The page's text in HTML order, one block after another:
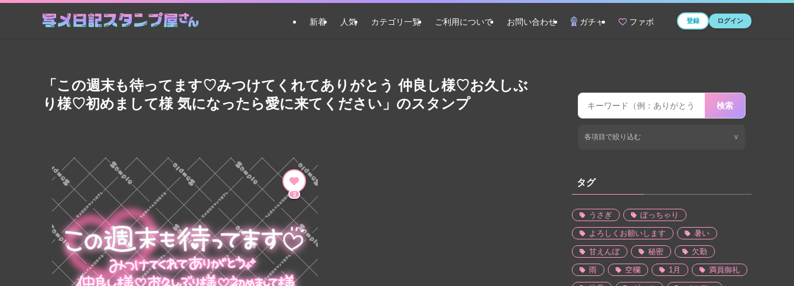
新着 人気 カテゴリ一覧 ご利用について お問い合わせ ガチャ ファボ 登録 ログイン
「この週末も待ってます♡みつけてくれてありがとう 仲良し様♡お久しぶ
り様♡初めまして様 気になったら愛に来てください」のスタンプ
3
検索
各項目で絞り込む ∨
タグ
うさぎ ぽっちゃり
よろしくお願いします 暑い
甘えんぼ 秘密 欠勤
雨 空欄 1月 満員御礼